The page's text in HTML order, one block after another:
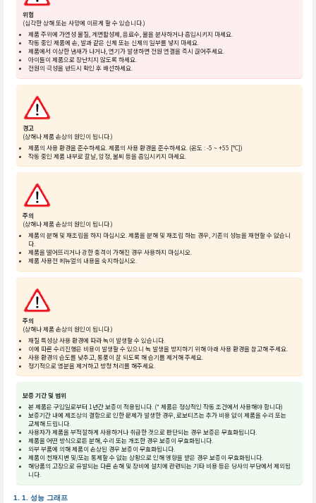
위험
(심각한 상해 또는 사망에 이르게 할 수 있습니다.)
제품 주위에 가연성 물질, 계면활성제, 음료수, 물을 분사하거나 흡입시키지 마세요.
작동 중인 제품에 손, 발과 같은 신체 또는 신체의 일부를 넣지 마세요.
제품에서 이상한 냄새가 나거나, 연기가 발생하면 전원 연결을 즉시 끊어주세요.
아이들이 제품으로 장난치지 않도록 하세요.
전원의 극성을 반드시 확인 후 배선하세요.
경고
(상해나 제품 손상의 원인이 됩니다.)
제품의 사용 환경을 준수하세요. 제품의 사용 환경을 준수하세요. (온도 : -5 ~ +55 [°C])
작동 중인 제품 내부로 칼날, 압정, 불씨 등을 흡입시키지 마세요.
주의
(상해나 제품 손상의 원인이 됩니다.)
제품의 분해 및 재조립을 하지 마십시오. 제품을 분해 및 재조립 하는 경우, 기존의 성능을 재현할 수 없습니
다.
제품을 떨어뜨리거나 강한 충격이 가해진 경우 사용하지 마십시오.
제품 사용전 메뉴얼의 내용을 숙지하십시오.
주의
(상해나 제품 손상의 원인이 됩니다.)
재질 특성상 사용 환경에 따라 녹이 발생할 수 있습니다.
이에 따른 수리진행은 비용이 발생할 수 있으니 녹 발생을 방지하기 위해 아래 사용 환경을 참고해 주세요.
사용 환경의 습도를 낮추고, 통풍이 잘 되도록 해 습기를 제거해 주세요.
정기적으로 염분을 제거하고 방청 처리를 해주세요.
보증 기간 및 범위
본 제품은 구입일로부터 1년간 보증이 적용됩니다. (* 제품은 정상적인 작동 조건에서 사용해야 합니다)
보증기간 내에 제조상의 결함으로 인한 문제가 발생한 경우, 로보티즈는 추가 비용 없이 제품을 수리 또는
교체해 드립니다.
사용자가 제품을 부적절하게 사용하거나 취급한 것으로 판단되는 경우 보증은 무효화됩니다.
제품을 어떤 방식으로든 분해, 수리 또는 개조한 경우 보증이 무효화됩니다.
외부 부품에 의해 제품이 손상된 경우 보증이 무효화됩니다.
제품이 천재지변 및/또는 통제할 수 없는 상황으로 인해 영향을 받은 경우 보증이 무효화됩니다.
해당품의 고장으로 유발되는 다른 손해 및 장비에 설치에 관련되는 기타 비용 등은 당사의 부담에서 제외됩
니다.
성능 그래프